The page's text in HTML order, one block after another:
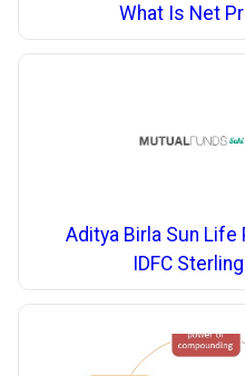
What Is Net
Aditya Birla Sun Life
IDFC